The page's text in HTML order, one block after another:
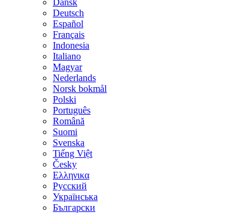
Dansk
Deutsch
Español
Français
Indonesia
Italiano
Magyar
Nederlands
Norsk bokmål
Polski
Português
Română
Suomi
Svenska
Tiếng Việt
Česky
Ελληνικα
Русский
Українська
Български